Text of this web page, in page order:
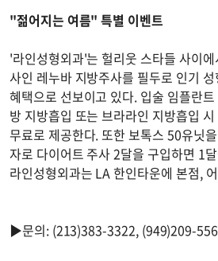
"젊어지는 여름" 특별 이벤트
'라인성형외과'는 헐리웃 스타들 사이
사인 레누바 지방주사를 필두로 인기
혜택으로 선보이고 있다. 입술 임플란
방 지방흡입 또는 브라라인 지방흡입
무료로 제공한다. 또한 보톡스 50유닛
자로 다이어트 주사 2달을 구입하면 1
라인성형외과는 LA 한인타운에 본점,
▶문의: (213)383-3322, (949)209-